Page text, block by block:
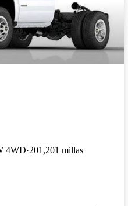
4WD 201,201 millas